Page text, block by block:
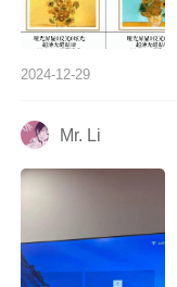
2024-12-29
Mr. Li